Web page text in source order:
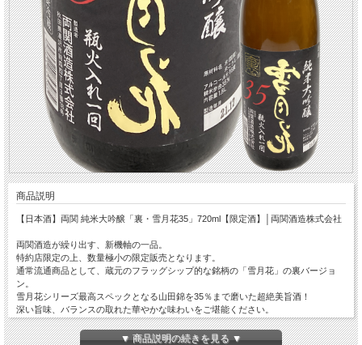
商品説明
【日本酒】両関 純米大吟醸「裏・雪月花35」720ml【限定酒】│両関酒造株式会社
両関酒造が繰り出す、新機軸の一品。
特約店限定の上、数量極小の限定販売となります。
通常流通商品として、蔵元のフラッグシップ的な銘柄の「雪月花」の裏バージョ
ン。
雪月花シリーズ最高スペックとなる山田錦を35％まで磨いた超絶美旨酒！
深い旨味、バランスの取れた華やかな味わいをご堪能ください。
※一回火入の商品ですが品質保持のためクール便発送となります。
※数量少のためお1人様2本までとさせていただきます。
▼ 商品説明の続きを見る ▼